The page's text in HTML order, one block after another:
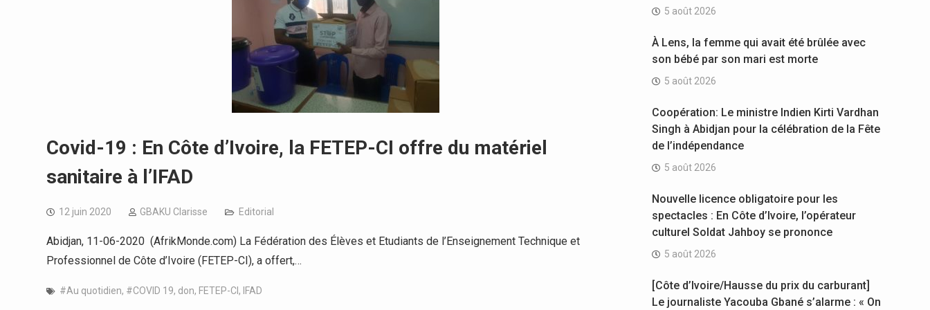
Covid-19 : En Côte d’Ivoire, la FETEP-CI offre du matériel
sanitaire à l’IFAD
12 juin 2020 GBAKU Clarisse Editorial
Abidjan, 11-06-2020 (AfrikMonde.com) La Fédération des Élèves et Etudiants de l’Enseignement Technique et
Professionnel de Côte d’Ivoire (FETEP-CI), a offert,…
#Au quotidien, #COVID 19, don, FETEP-CI , IFAD
5 août 2026
À Lens, la femme qui avait été brûlée avec
son bébé par son mari est morte
5 août 2026
Coopération: Le ministre Indien Kirti Vardhan
Singh à Abidjan pour la célébration de la Fête
de l’indépendance
5 août 2026
Nouvelle licence obligatoire pour les
spectacles : En Côte d’Ivoire, l’opérateur
culturel Soldat Jahboy se prononce
5 août 2026
[Côte d’Ivoire/Hausse du prix du carburant]
Le journaliste Yacouba Gbané s’alarme : « On